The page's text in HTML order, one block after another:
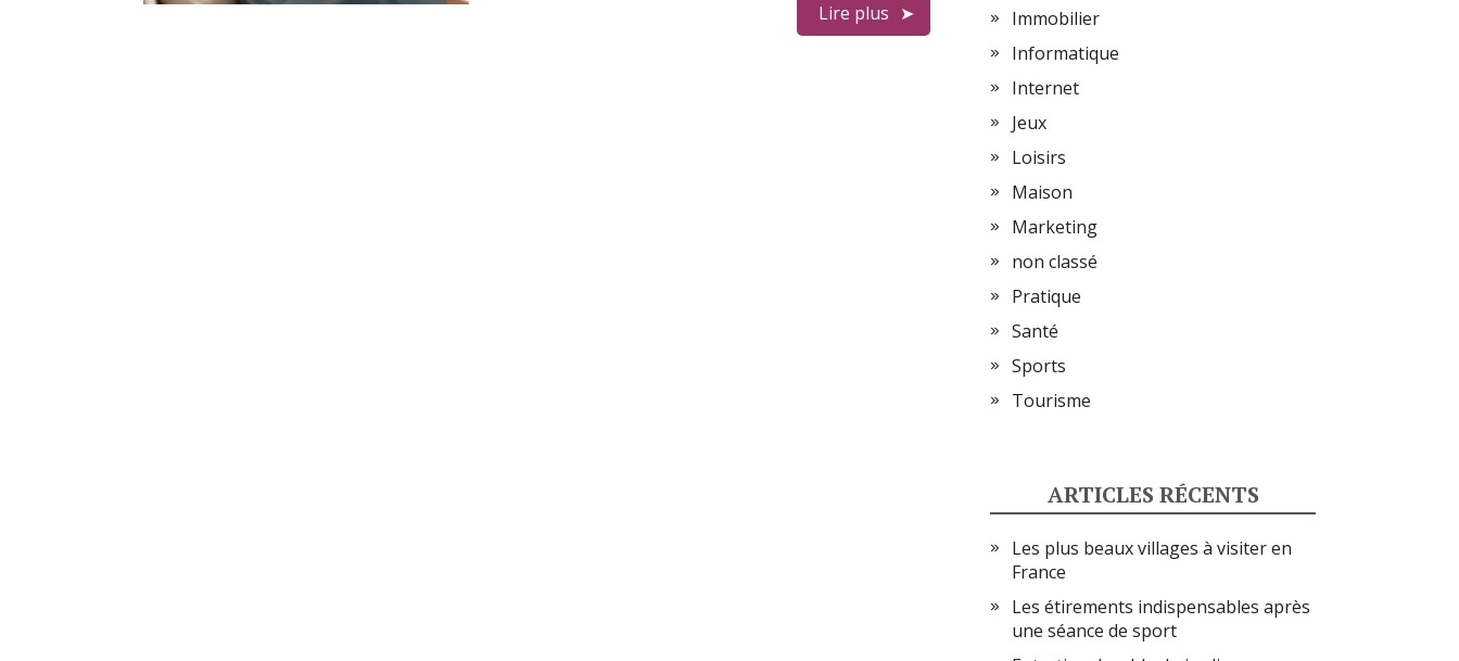
Lire plus
Immobilier
Informatique
Internet
Jeux
Loisirs
Maison
Marketing
non classé
Pratique
Santé
Sports
Tourisme
ARTICLES RÉCENTS
Les plus beaux villages à visiter en
France
Les étirements indispensables après
une séance de sport